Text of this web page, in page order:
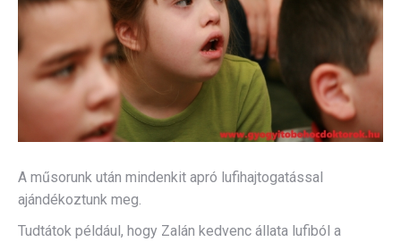
A műsorunk után mindenkit apró lufihajtogatással
ajándékoztunk meg.
Tudtátok például, hogy Zalán kedvenc állata lufiból a